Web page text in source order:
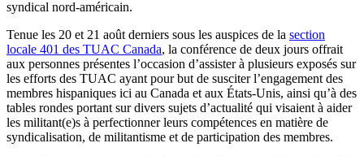
syndical nord-américain.
Tenue les 20 et 21 août derniers sous les auspices de la section
locale 401 des TUAC Canada, la conférence de deux jours offrait
aux personnes présentes l’occasion d’assister à plusieurs exposés sur
les efforts des TUAC ayant pour but de susciter l’engagement des
membres hispaniques ici au Canada et aux États-Unis, ainsi qu’à des
tables rondes portant sur divers sujets d’actualité qui visaient à aider
les militant(e)s à perfectionner leurs compétences en matière de
syndicalisation, de militantisme et de participation des membres.